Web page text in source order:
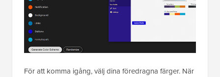
För att komma igång, välj dina föredragna färger. När